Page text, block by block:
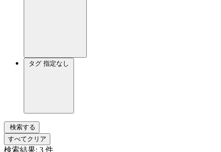
タグ 指定なし
検索する
すべてクリア
検索結果: 3 件